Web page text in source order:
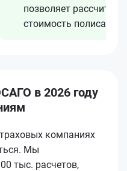
позволяет рассчитать
стоимость полиса
в 2026 году
компаниях
Мы
тыс. расчетов,